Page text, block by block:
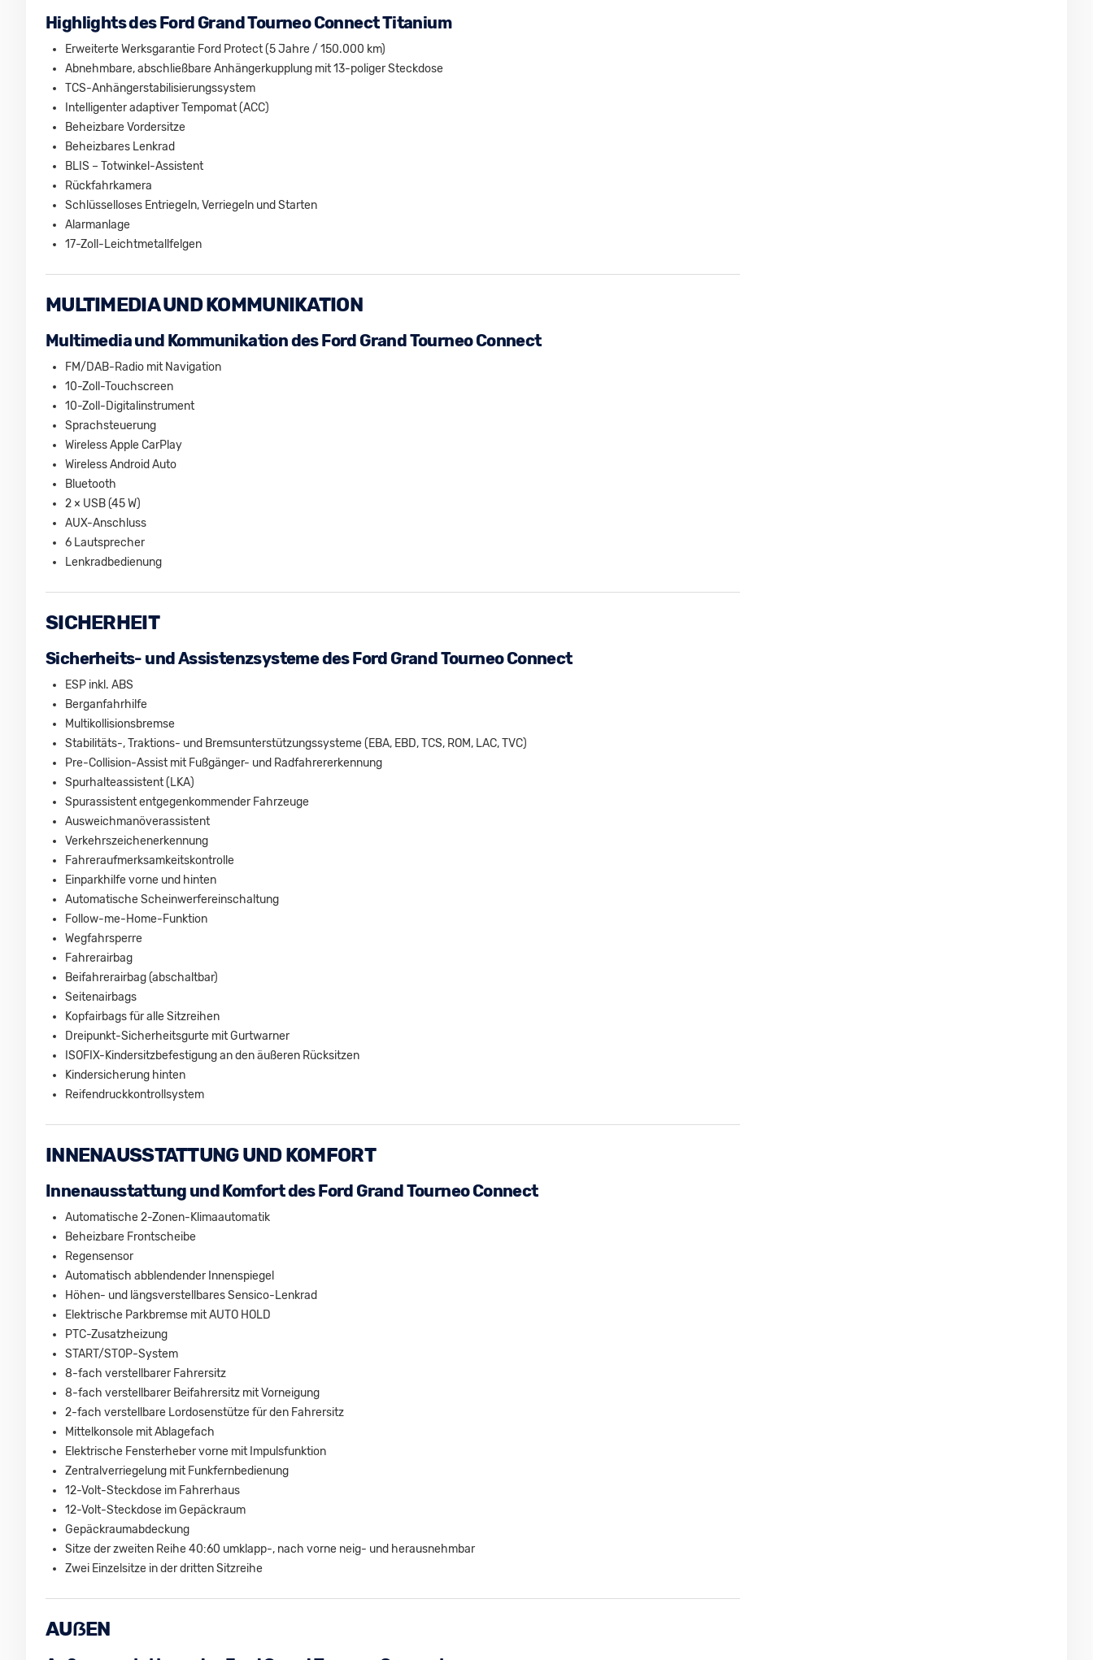
Highlights des Ford Grand Tourneo Connect Titanium
Erweiterte Werksgarantie Ford Protect (5 Jahre / 150.000 km)
Abnehmbare, abschließbare Anhängerkupplung mit 13-poliger Steckdose
TCS-Anhängerstabilisierungssystem
Intelligenter adaptiver Tempomat (ACC)
Beheizbare Vordersitze
Beheizbares Lenkrad
BLIS – Totwinkel-Assistent
Rückfahrkamera
Schlüsselloses Entriegeln, Verriegeln und Starten
Alarmanlage
17-Zoll-Leichtmetallfelgen
MULTIMEDIA UND KOMMUNIKATION
Multimedia und Kommunikation des Ford Grand Tourneo Connect
FM/DAB-Radio mit Navigation
10-Zoll-Touchscreen
10-Zoll-Digitalinstrument
Sprachsteuerung
Wireless Apple CarPlay
Wireless Android Auto
Bluetooth
2 × USB (45 W)
AUX-Anschluss
6 Lautsprecher
Lenkradbedienung
SICHERHEIT
Sicherheits- und Assistenzsysteme des Ford Grand Tourneo Connect
ESP inkl. ABS
Berganfahrhilfe
Multikollisionsbremse
Stabilitäts-, Traktions- und Bremsunterstützungssysteme (EBA, EBD, TCS, ROM, LAC, TVC)
Pre-Collision-Assist mit Fußgänger- und Radfahrererkennung
Spurhalteassistent (LKA)
Spurassistent entgegenkommender Fahrzeuge
Ausweichmanöverassistent
Verkehrszeichenerkennung
Fahreraufmerksamkeitskontrolle
Einparkhilfe vorne und hinten
Automatische Scheinwerfereinschaltung
Follow-me-Home-Funktion
Wegfahrsperre
Fahrerairbag
Beifahrerairbag (abschaltbar)
Seitenairbags
Kopfairbags für alle Sitzreihen
Dreipunkt-Sicherheitsgurte mit Gurtwarner
ISOFIX-Kindersitzbefestigung an den äußeren Rücksitzen
Kindersicherung hinten
Reifendruckkontrollsystem
INNENAUSSTATTUNG UND KOMFORT
Innenausstattung und Komfort des Ford Grand Tourneo Connect
Automatische 2-Zonen-Klimaautomatik
Beheizbare Frontscheibe
Regensensor
Automatisch abblendender Innenspiegel
Höhen- und längsverstellbares Sensico-Lenkrad
Elektrische Parkbremse mit AUTO HOLD
PTC-Zusatzheizung
START/STOP-System
8-fach verstellbarer Fahrersitz
8-fach verstellbarer Beifahrersitz mit Vorneigung
2-fach verstellbare Lordosenstütze für den Fahrersitz
Mittelkonsole mit Ablagefach
Elektrische Fensterheber vorne mit Impulsfunktion
Zentralverriegelung mit Funkfernbedienung
12-Volt-Steckdose im Fahrerhaus
12-Volt-Steckdose im Gepäckraum
Gepäckraumabdeckung
Sitze der zweiten Reihe 40:60 umklapp-, nach vorne neig- und herausnehmbar
Zwei Einzelsitze in der dritten Sitzreihe
AUẞEN